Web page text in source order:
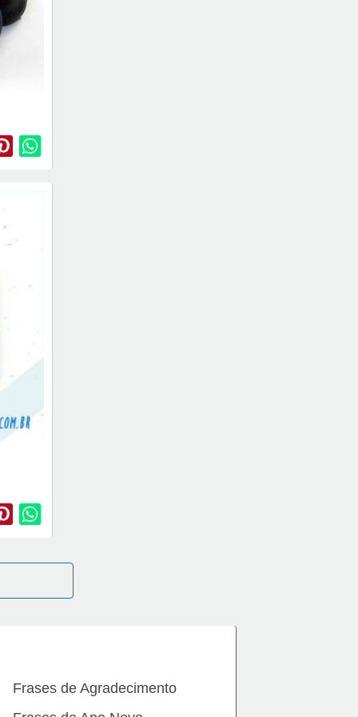
Frases de Agradecimento